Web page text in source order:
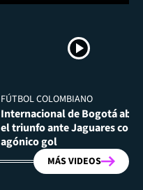
FÚTBOL COLOMBIANO
Internacional de Bogotá
el triunfo ante Jaguares con
agónico gol
MÁS VIDEOS